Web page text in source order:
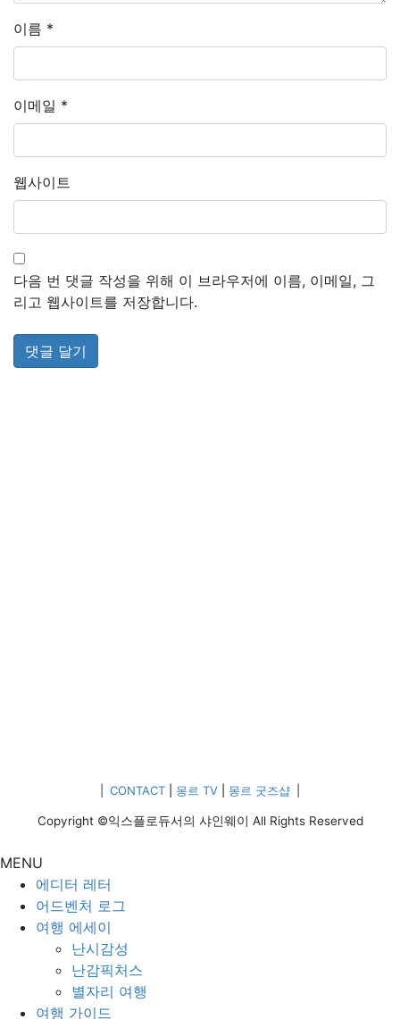
이름 *
이메일 *
웹사이트
다음 번 댓글 작성을 위해 이 브라우저에 이름, 이메일, 그
리고 웹사이트를 저장합니다.
CONTACT 몽르 TV 몽르 굿즈샵
Copyright ©익스플로듀서의 샤인웨이 All Rights Reserved
MENU
에디터 레터
어드벤처 로그
여행 에세이
난시감성
난감픽처스
별자리 여행
여행 가이드